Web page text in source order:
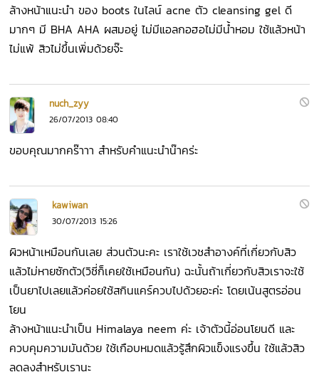
ล้างหน้าแนะนำ ของ boots ในไลน์ acne ตัว cleansing gel ดี
มากๆ มี BHA AHA ผสมอยู่ ไม่มีแอลกอฮอไม่มีน้ำหอม ใช้แล้วหน้า
ไม่แพ้ สิวไม่ขึ้นเพิ่มด้วยจ๊ะ
nuch_zyy
26/07/2013 08:40
ขอบคุณมากคร๊าาา สำหรับคำแนะนำน๊าคร่ะ
kawiwan
30/07/2013 15:26
ผิวหน้าเหมือนกันเลย ส่วนตัวนะคะ เราใช้เวชสำอางค์ที่เกี่ยวกับสิว
แล้วไม่หายซักตัว(วิชี่ก็เคยใช้เหมือนกัน) ฉะนั้นถ้าเกี่ยวกับสิวเราจะใช้
เป็นยาไปเลยแล้วค่อยใช้สกินแคร์ควบไปด้วยอะค่ะ โดยเน้นสูตรอ่อน
โยน
ล้างหน้าแนะนำเป็น Himalaya neem ค่ะ เจ้าตัวนี้อ่อนโยนดี และ
ควบคุมความมันด้วย ใช้เกือบหมดแล้วรู้สึกผิวแข็งแรงขึ้น ใช้แล้วสิว
ลดลงสำหรับเรานะ